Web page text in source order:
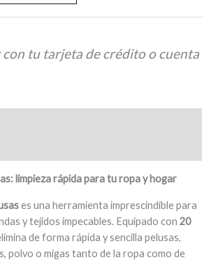
con tu tarjeta de crédito o cuenta
limpieza rápida para tu ropa y hogar
es una herramienta imprescindible para
y tejidos impecables. Equipado con20
de forma rápida y sencilla pelusas,
polvo o migas tanto de la ropa como de